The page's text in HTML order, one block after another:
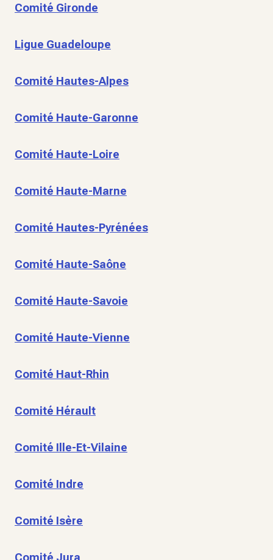
Comité Gironde
Ligue Guadeloupe
Comité Hautes-Alpes
Comité Haute-Garonne
Comité Haute-Loire
Comité Haute-Marne
Comité Hautes-Pyrénées
Comité Haute-Saône
Comité Haute-Savoie
Comité Haute-Vienne
Comité Haut-Rhin
Comité Hérault
Comité Ille-Et-Vilaine
Comité Indre
Comité Isère
Comité Jura